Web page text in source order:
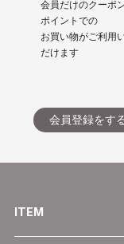
会員だけのクーポ
ポイントでの
お買い物がご利用
だけます
会員登録をす
ITEM